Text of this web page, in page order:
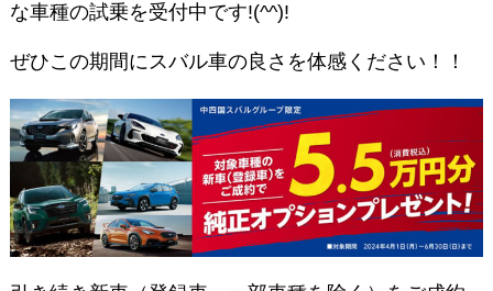
な車種の試乗を受付中です!(^^)!
ぜひこの期間にスバル車の良さを体感ください！！